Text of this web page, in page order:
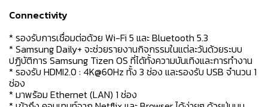
Connectivity
* รองรับการเชื่อมต่อด้วย Wi-Fi 5 และ Bluetooth 5.3
* Samsung Daily+ จะช่วยรายงานกิจกรรมในแต่ละวันด้วยระบบ
ปฏิบัติการ Samsung Tizen OS ที่ได้ทั้งความบันเทิงและการทำงาน
* รองรับ HDMI2.0 : 4K@60Hz ทั้ง 3 ช่อง และรองรับ USB จำนวน 1
ช่อง
* มาพร้อม Ethernet (LAN) 1 ช่อง